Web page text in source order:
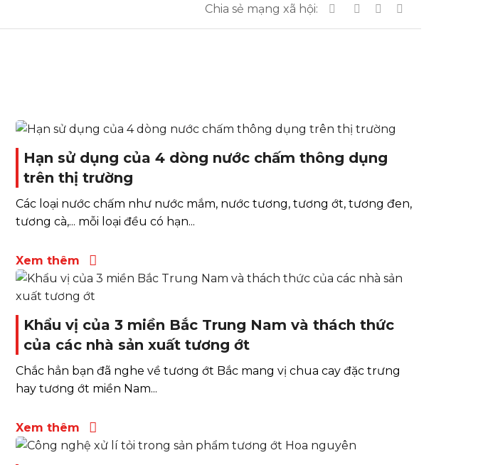
Chia sẻ mạng xã hội:
Hạn sử dụng của 4 dòng nước chấm thông dụng
trên thị trường
Các loại nước chấm như nước mắm, nước tương, tương ớt, tương đen,
tương cà,... mỗi loại đều có hạn...
Xem thêm
Khẩu vị của 3 miền Bắc Trung Nam và thách thức
của các nhà sản xuất tương ớt
Chắc hẳn bạn đã nghe về tương ớt Bắc mang vị chua cay đặc trưng
hay tương ớt miền Nam...
Xem thêm